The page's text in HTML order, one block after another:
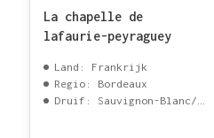
La chapelle de
lafaurie-peyraguey
Land: Frankrijk
Regio: Bordeaux
Druif: Sauvignon-Blanc/Muscadelle/Semilion